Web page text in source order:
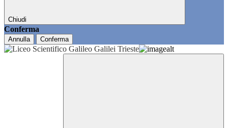
Chiudi
Conferma
Annulla Conferma